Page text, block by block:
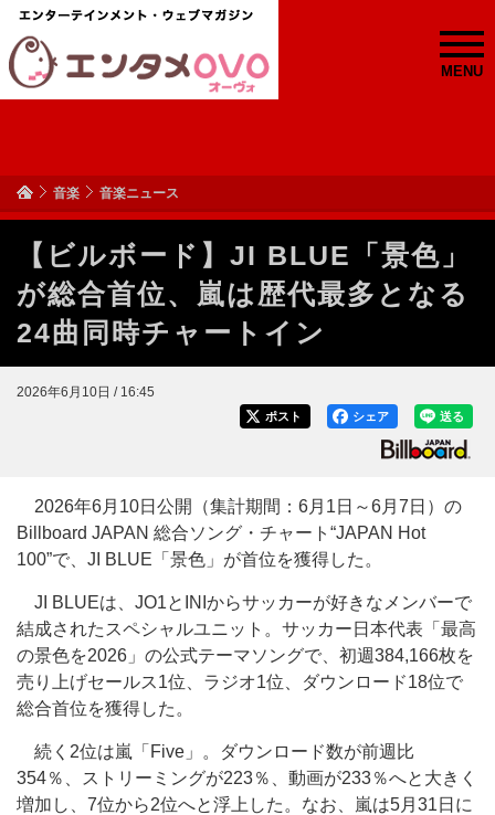
MENU
音楽 音楽ニュース
【ビルボード】JI BLUE「景色」
が総合首位、嵐は歴代最多となる
24曲同時チャートイン
2026年6月10日 / 16:45
送る
シェア
ポスト
2026年6月10日公開（集計期間：6月1日～6月7日）の
Billboard JAPAN 総合ソング・チャート“JAPAN Hot
100”で、JI BLUE「景色」が首位を獲得した。
JI BLUEは、JO1とINIからサッカーが好きなメンバーで
結成されたスペシャルユニット。サッカー日本代表「最高
の景色を2026」の公式テーマソングで、初週384,166枚を
売り上げセールス1位、ラジオ1位、ダウンロード18位で
総合首位を獲得した。
続く2位は嵐「Five」。ダウンロード数が前週比
354％、ストリーミングが223％、動画が233％へと大きく
増加し、7位から2位へと浮上した。なお、嵐は5月31日に